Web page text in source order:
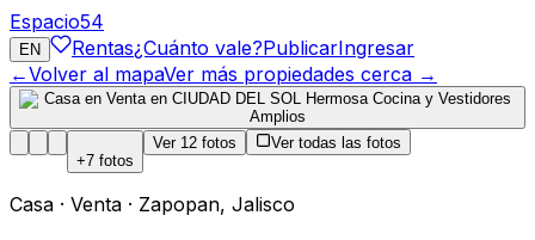
Espacio54
EN Rentas¿Cuánto vale?PublicarIngresar
←Volver al mapaVer más propiedades cerca →
+7 fotos
Ver 12 fotos Ver todas las fotos
Casa · Venta · Zapopan, Jalisco